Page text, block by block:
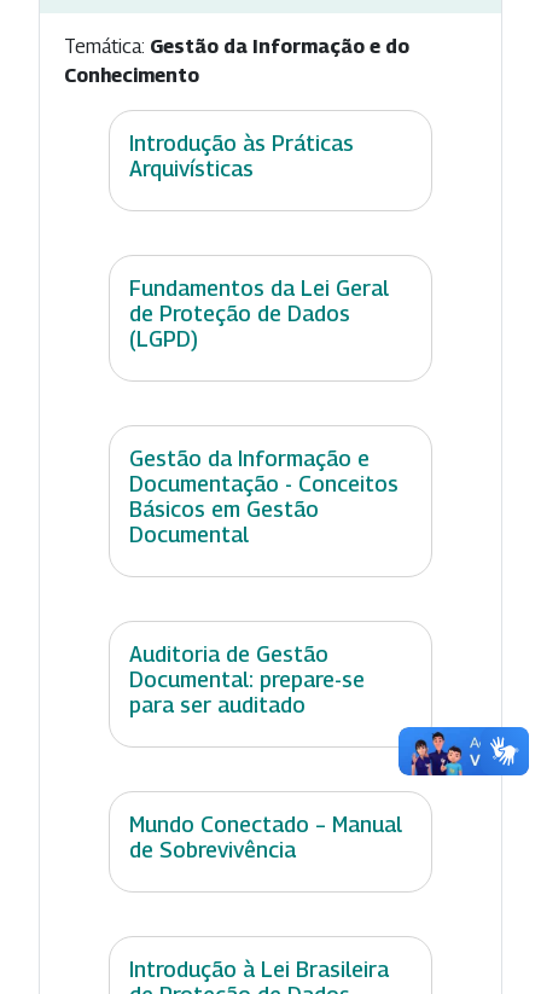
Temática: Gestão da Informação e do
Conhecimento
Introdução às Práticas
Arquivísticas
Fundamentos da Lei Geral
de Proteção de Dados
(LGPD)
Gestão da Informação e
Documentação - Conceitos
Básicos em Gestão
Documental
Auditoria de Gestão
Documental: prepare-se
para ser auditado
Mundo Conectado – Manual
de Sobrevivência
Introdução à Lei Brasileira